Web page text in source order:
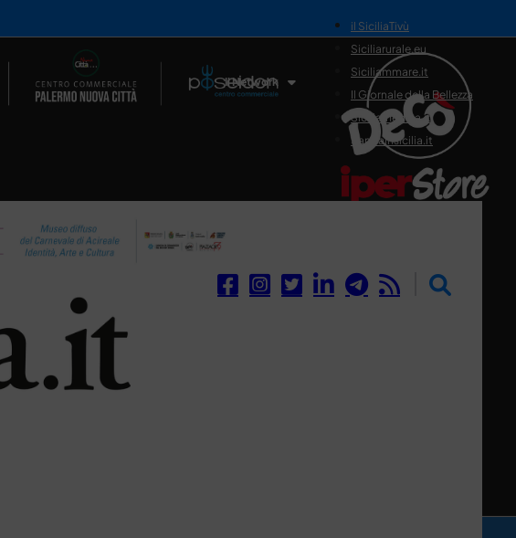
Il Network
il SiciliaTivù
Siciliarurale.eu
Siciliammare.it
Il Giornale della Bellezza
Siciliamedica.it
Sanitainsicilia.it